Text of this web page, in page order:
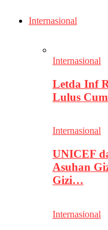
Internasional
Internasional
Letda Inf
Lulus
Internasional
UNICEF
Asuhan
Gizi…
Internasional